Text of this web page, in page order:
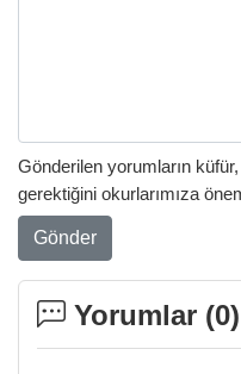
Gönderilen yorumların
gerektiğini okurlarımıza
Gönder
Yorumlar (0)